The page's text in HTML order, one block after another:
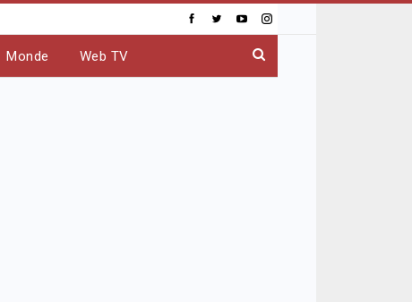
Monde Web TV